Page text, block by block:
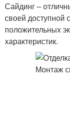
Сайдинг –
своей доступной
положительных
характеристик.